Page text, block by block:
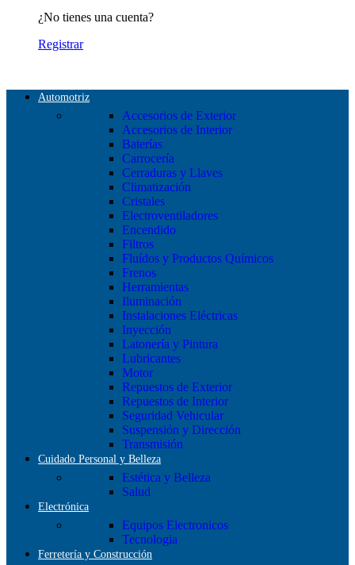
¿No tienes una cuenta?
Registrar
Automotriz
Accesorios de Exterior
Accesorios de Interior
Baterías
Carrocería
Cerraduras y Llaves
Climatización
Cristales
Electroventiladores
Encendido
Filtros
Fluídos y Productos Químicos
Frenos
Herramientas
Iluminación
Instalaciones Eléctricas
Inyección
Latonería y Pintura
Lubricantes
Motor
Repuestos de Exterior
Repuestos de Interior
Seguridad Vehicular
Suspensión y Dirección
Transmisión
Cuidado Personal y Belleza
Estética y Belleza
Salud
Electrónica
Equipos Electronicos
Tecnologia
Ferretería y Construcción